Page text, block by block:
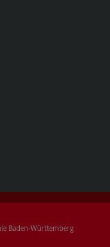
Baden-Württemberg